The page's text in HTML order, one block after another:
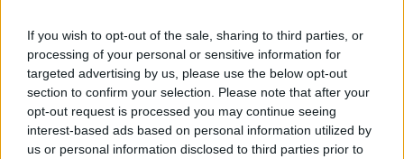
If you wish to opt-out of the sale, sharing to third parties, or
processing of your personal or sensitive information for
targeted advertising by us, please use the below opt-out
section to confirm your selection. Please note that after your
opt-out request is processed you may continue seeing
interest-based ads based on personal information utilized by
us or personal information disclosed to third parties prior to
Μολδαβία: Έκρηξη drone τα μεσάνυχτα